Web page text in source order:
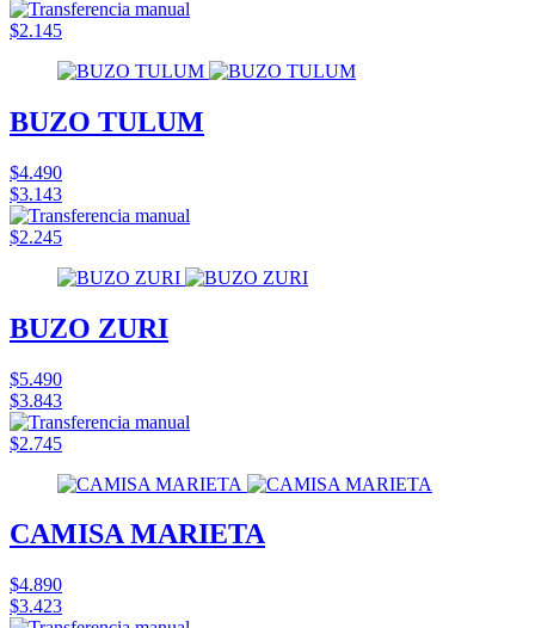
$2.145
BUZO TULUM
$4.490
$3.143
$2.245
BUZO ZURI
$5.490
$3.843
$2.745
CAMISA MARIETA
$4.890
$3.423